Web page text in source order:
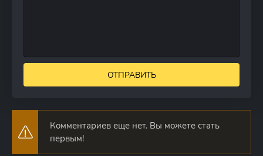
ОТПРАВИТЬ
Комментариев еще нет. Вы можете стать
первым!